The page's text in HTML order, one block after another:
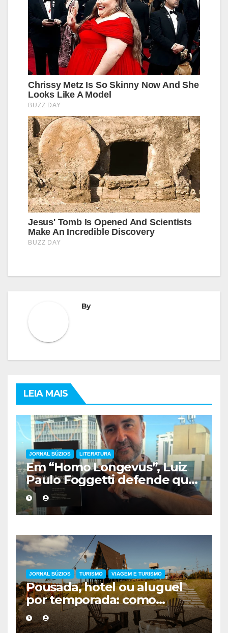
By
LEIA MAIS
JORNAL BÚZIOS LITERATURA
Em “Homo Longevus”, Luiz
Paulo Foggetti defende que
viver mais exigirá uma nova
forma de encarar a vida
JORNAL BÚZIOS TURISMO VIAGEM E TURISMO
Pousada, hotel ou aluguel
por temporada: como
escolher a melhor
hospedagem